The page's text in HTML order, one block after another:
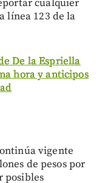
cualquier
línea 123 de la
De la Espriella
hora y anticipos
vigente
de pesos por
posibles